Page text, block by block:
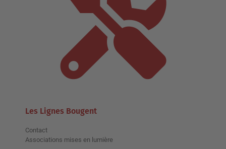
Les Lignes Bougent
Contact
Associations mises en lumière